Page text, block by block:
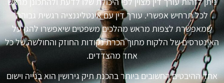
לכל תרחיש אפשרי. עורך דין עם אינטליגנציה רגשית גבוהה
שמאפשרת לצפות מראש מהלכים משפטים שיאפשרו להגן על
האינטרסים של הלקוח מתוך הכרת נקודות החוזק והחולשה של כל
אחד מהצדדים.
אחד ההיבטים החשובים ביותר בהכנת תיק גירושין הוא בנייה וישום